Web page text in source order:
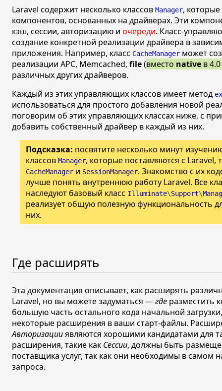
Laravel содержит несколько классов Manager,
компонентов, основанных на драйверах. Эти
кэш, сессии, авторизацию и очереди. Класс-
создание конкретной реализации драйвера в
приложения. Например, класс CacheManager может
реализации APC, Memcached, file(вместо native в
различных других драйверов.
Каждый из этих управляющих классов имеет метод
использоваться для простого добавления новой
поговорим об этих управляющих классах ниже, с
добавить собственный драйвер в каждый из них.
Подсказка: посвятите несколько минут
классов Manager, которые поставляются с Laravel,
CacheManager и SessionManager. Знакомство с их
лучше понять внутреннюю работу Laravel. Все
наследуют базовый класс Illuminate\Support\
реализует общую полезную функциональность
них.
Где расширять
Эта документация описывает, как расширять
Laravel, но вы можете задуматься —где разместить
большую часть остального кода начальной
некоторые расширения в ваши старт-файлы.
Авторизацииявляются хорошими кандидатами для
расширения, такие как Сессии, должны быть
поставщика услуг, так как они необходимы в самом
запроса.